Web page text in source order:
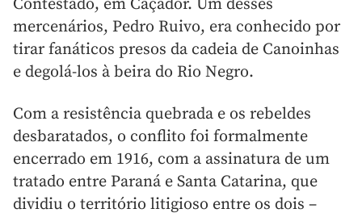
Contestado, em Caçador. Um desses
mercenários, Pedro Ruivo, era conhecido por
tirar fanáticos presos da cadeia de Canoinhas
e degolá-los à beira do Rio Negro.
Com a resistência quebrada e os rebeldes
desbaratados, o conflito foi formalmente
encerrado em 1916, com a assinatura de um
tratado entre Paraná e Santa Catarina, que
dividiu o território litigioso entre os dois –